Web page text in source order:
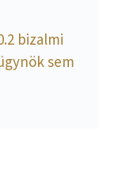
bizalmi
sem